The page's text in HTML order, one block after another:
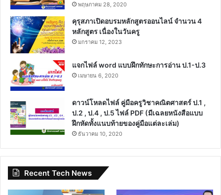
พฤษภาคม 28, 2020
คุรุสภาเปิดอบรมหลักสูตรออนไลน์ จำนวน 4
หลักสูตร เนื่องในวันครู
มกราคม 12, 2023
แจกไฟล์ word แบบฝึกทักษะการอ่าน ป.1-ป.3
เมษายน 6, 2020
ดาวน์โหลดไฟล์ คู่มือครูวิชาคณิตศาสตร์ ป.1 ,
ป.2 , ป.4 , ป.5 ไฟล์ PDF (มีเฉลยหนังสือแบบ
ฝึกหัดทั้งแนบท้ายของคู่มือแต่ละเล่ม)
ธันวาคม 10, 2020
Recent Tech News